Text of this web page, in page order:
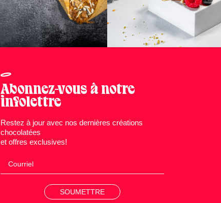
Abonnez-vous à notre
infolettre
Restez à jour avec nos dernières créations
chocolatées
et offres exclusives!
SOUMETTRE